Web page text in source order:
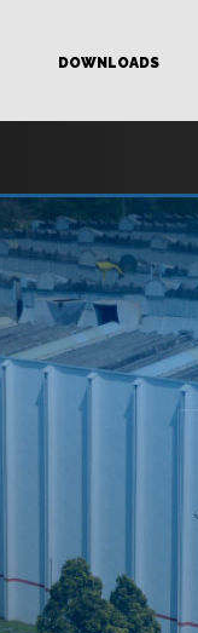
DOWNLOADS